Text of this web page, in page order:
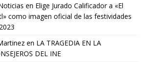
en Elige Jurado Calificador a «El
como imagen oficial de las festividades
en LA TRAGEDIA EN LA
DEL INE